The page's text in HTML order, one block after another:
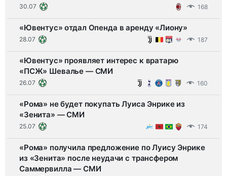
30.07 168
«Ювентус» отдал Опенда в аренду «Лиону»
28.07 187
«Ювентус» проявляет интерес к вратарю
«ПСЖ» Шевалье — СМИ
26.07 160
«Рома» не будет покупать Луиса Энрике из
«Зенита» — СМИ
25.07 174
«Рома» получила предложение по Луису Энрике
из «Зенита» после неудачи с трансфером
Саммервилла — СМИ